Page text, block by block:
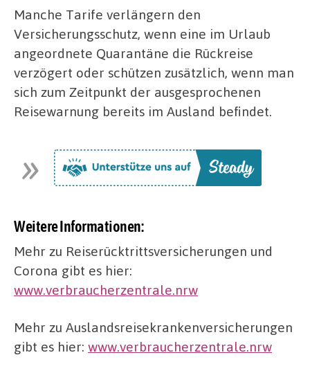
Manche Tarife verlängern den
Versicherungsschutz, wenn eine im Urlaub
angeordnete Quarantäne die Rückreise
verzögert oder schützen zusätzlich, wenn man
sich zum Zeitpunkt der ausgesprochenen
Reisewarnung bereits im Ausland befindet.
Weitere Informationen:
Mehr zu Reiserücktrittsversicherungen und
Corona gibt es hier:
www.verbraucherzentrale.nrw
Mehr zu Auslandsreisekrankenversicherungen
gibt es hier: www.verbraucherzentrale.nrw